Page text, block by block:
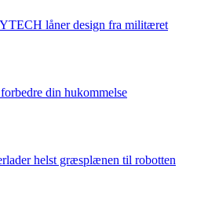
låner design fra militæret
din hukommelse
helst græsplænen til robotten